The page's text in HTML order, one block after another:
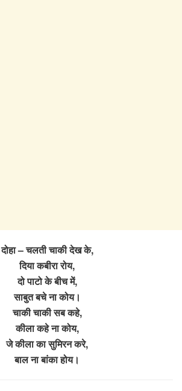
दोहा – चलती चाकी देख के,
दिया कबीरा रोय,
दो पाटो के बीच में,
साबुत बचे ना कोय।
चाकी चाकी सब कहे,
कीला कहे ना कोय,
जे कीला का सुमिरन करे,
बाल ना बांका होय।